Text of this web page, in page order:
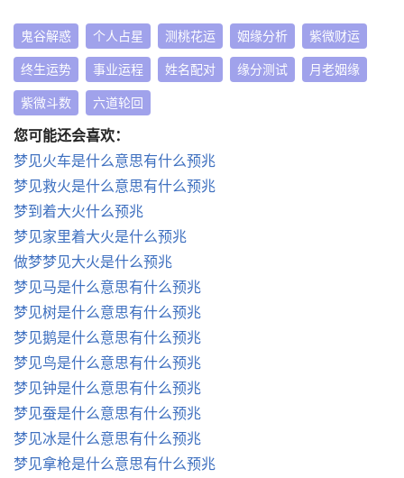
鬼谷解惑 个人占星 测桃花运 姻缘分析 紫微财运
终生运势 事业运程 姓名配对 缘分测试 月老姻缘
紫微斗数 六道轮回
您可能还会喜欢：
梦见火车是什么意思有什么预兆
梦见救火是什么意思有什么预兆
梦到着大火什么预兆
梦见家里着大火是什么预兆
做梦梦见大火是什么预兆
梦见马是什么意思有什么预兆
梦见树是什么意思有什么预兆
梦见鹅是什么意思有什么预兆
梦见鸟是什么意思有什么预兆
梦见钟是什么意思有什么预兆
梦见蚕是什么意思有什么预兆
梦见冰是什么意思有什么预兆
梦见拿枪是什么意思有什么预兆